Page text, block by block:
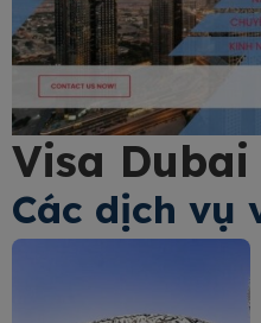
Visa Dubai
Các dịch vụ